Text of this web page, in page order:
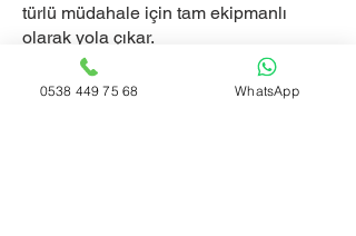
türlü müdahale için tam ekipmanlı
olarak yola çıkar.
Cemalpaşa Yol Yardım
0538 449 75 68 WhatsApp